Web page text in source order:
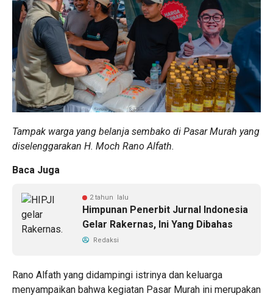
Tampak warga yang belanja sembako di Pasar Murah yang
diselenggarakan H. Moch Rano Alfath.
Baca Juga
2 tahun lalu
Himpunan Penerbit Jurnal Indonesia
Gelar Rakernas, Ini Yang Dibahas
Redaksi
Rano Alfath yang didampingi istrinya dan keluarga
menyampaikan bahwa kegiatan Pasar Murah ini merupakan